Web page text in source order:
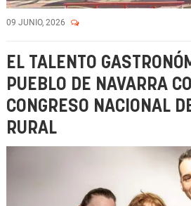
09 JUNIO, 2026
EL TALENTO
PUEBLO DE NAVARRA
CONGRESO NACIONAL
RURAL